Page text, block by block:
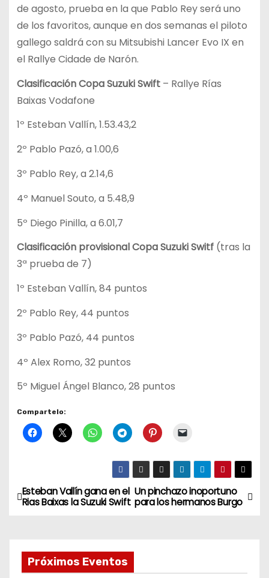
de agosto, prueba en la que Pablo Rey será uno
de los favoritos, aunque en dos semanas el piloto
gallego saldrá con su Mitsubishi Lancer Evo IX en
el Rallye Cidade de Narón.
Clasificación Copa Suzuki Swift– Rallye Rías
Baixas Vodafone
1º Esteban Vallín, 1.53.43,2
2º Pablo Pazó, a 1.00,6
3º Pablo Rey, a 2.14,6
4º Manuel Souto, a 5.48,9
5º Diego Pinilla, a 6.01,7
Clasificación provisional Copa Suzuki Switf(tras la
3ª prueba de 7)
1º Esteban Vallín, 84 puntos
2º Pablo Rey, 44 puntos
3º Pablo Pazó, 44 puntos
4º Alex Romo, 32 puntos
5º Miguel Ángel Blanco, 28 puntos
Compartelo:
N
v
Un pinchazo inoportuno
para los hermanos Burgo
Esteban Vallín gana en el
Rias Baixas la Suzuki Swift
Próximos Eventos